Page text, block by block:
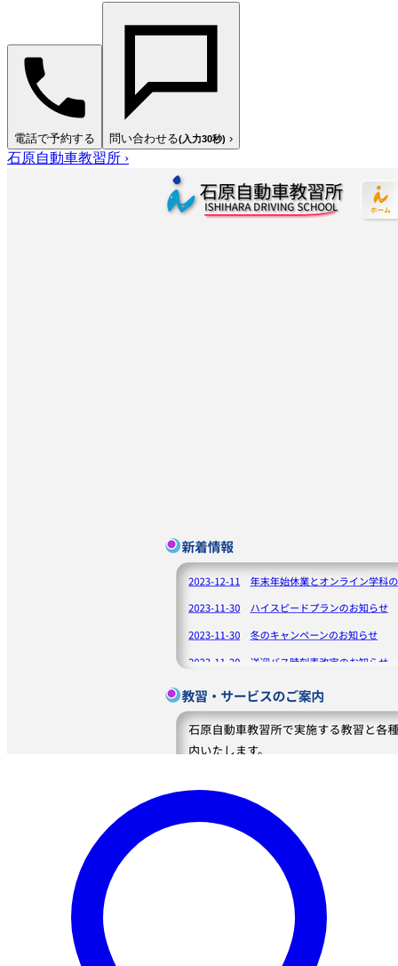
電話で予約する 問い合わせる(入力30秒) ›
石原自動車教習所 ›